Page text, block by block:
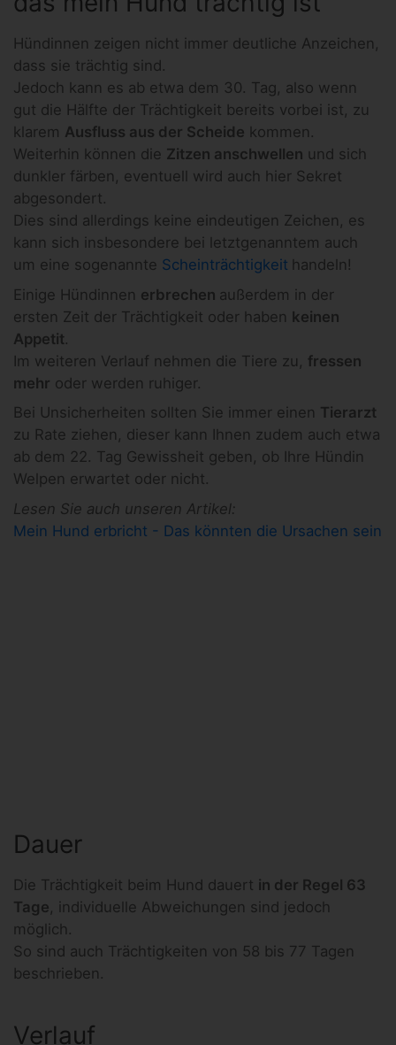
Hündinnen zeigen nicht immer deutliche Anzeichen,
dass sie trächtig sind.
Jedoch kann es ab etwa dem 30. Tag, also wenn
gut die Hälfte der Trächtigkeit bereits vorbei ist, zu
klarem Ausfluss aus der Scheide kommen.
Weiterhin können die Zitzen anschwellen und sich
dunkler färben, eventuell wird auch hier Sekret
abgesondert.
Dies sind allerdings keine eindeutigen Zeichen, es
kann sich insbesondere bei letztgenanntem auch
um eine sogenannte Scheinträchtigkeit handeln!
Einige Hündinnen erbrechen außerdem in der
ersten Zeit der Trächtigkeit oder haben keinen
Appetit.
Im weiteren Verlauf nehmen die Tiere zu, fressen
mehr oder werden ruhiger.
Bei Unsicherheiten sollten Sie immer einen Tierarzt
zu Rate ziehen, dieser kann Ihnen zudem auch etwa
ab dem 22. Tag Gewissheit geben, ob Ihre Hündin
Welpen erwartet oder nicht.
Lesen Sie auch unseren Artikel:
Mein Hund erbricht - Das könnten die Ursachen sein
Dauer
Die Trächtigkeit beim Hund dauert in der Regel 63
Tage, individuelle Abweichungen sind jedoch
möglich.
So sind auch Trächtigkeiten von 58 bis 77 Tagen
beschrieben.
Verlauf